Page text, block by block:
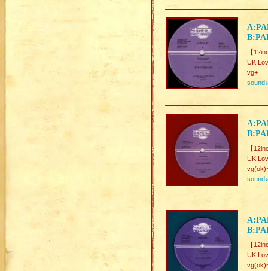
【
UK
vg+
sound♪
【
UK
sound♪
【
UK